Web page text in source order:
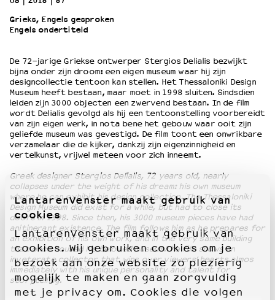
LantarenVenster maakt gebruik van
cookies
LantarenVenster maakt gebruik van
cookies. Wij gebruiken cookies om je
bezoek aan onze website zo plezierig
mogelijk te maken en gaan zorgvuldig
met je privacy om. Cookies die volgen
OVER LANTARENVENSTER
Werken bij
Wie is wie
Word vriend
Historie
Partners
Huisregels
Privacyverklaring
Duurzaamheid
Culturele boycot Israël
Ruimte voor artistieke vrijheid – VNPF
Grieks, Engels gesproken
Engels ondertiteld
De 72-jarige Griekse ontwerper Stergios Delialis bezwijkt
bijna onder zijn droom: een eigen museum waar hij zijn
designcollectie tentoon kan stellen. Het Thessaloniki Design
Museum heeft bestaan, maar moet in 1998 sluiten. Sindsdien
leiden zijn 3000 objecten een zwervend bestaan. In de film
wordt Delialis gevolgd als hij een tentoonstelling voorbereidt
van zijn eigen werk, in nota bene het gebouw waar ooit zijn
geliefde museum was gevestigd. De film toont een onwrikbare
verzamelaar die de kijker, dankzij zijn eigenzinnigheid en
vertelkunst, vrijwel meteen voor zich inneemt.
Greek designer Stergios Delialis, 72 years old, nearly
collapses under the weight of his dream: his own museum
where he can exhibit his design collection. The Thessaloniki
Design Museum did exist for a while, but had to close its
doors in 1998. Since then, his 3000 museum pieces have had
anitinerant existence. The film follows him as he prepares for
an exhibition of his own work, and in the very same building
that once housed his beloved museum.The film shows an
inveterate collector that wins over viewers’ hearts almos
immediately with his unique personality and talent for
storytelling.